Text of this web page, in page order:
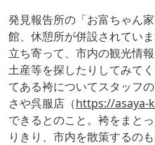
発見報告所の「お富ちゃん
館、休憩所が併設されてい
立ち寄って、市内の観光情
土産等を探したりしてみて
てある袴についてスタッフ
さや呉服店（https://asaya-
できるとのこと。袴をまと
りきり、市内を散策するのも